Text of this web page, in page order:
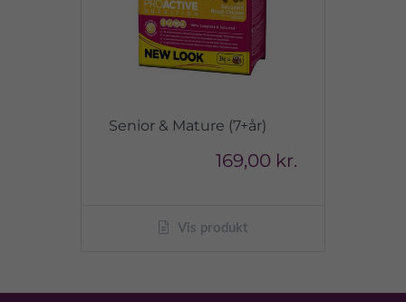
Senior & Mature (7+år)
169,00 kr.
Vis produkt